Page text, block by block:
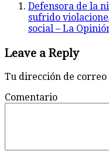
Defensora de la
sufrido
social – La
Leave a Reply
Tu dirección de correo
Comentario